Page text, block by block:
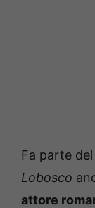
Fa parte
Lobosco
attore